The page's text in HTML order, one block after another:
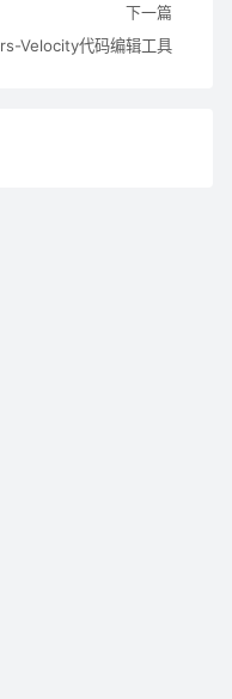
下一篇
Velocity代码编辑工具